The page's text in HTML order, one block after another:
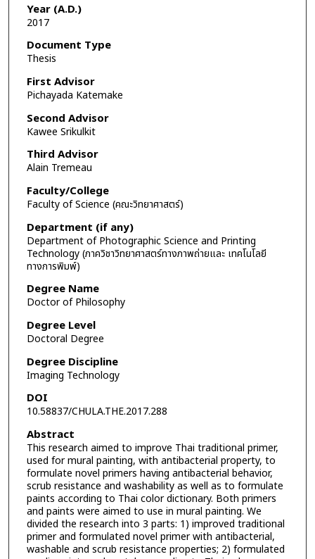
Year (A.D.)
2017
Document Type
Thesis
First Advisor
Pichayada Katemake
Second Advisor
Kawee Srikulkit
Third Advisor
Alain Tremeau
Faculty/College
Faculty of Science (คณะวิทยาศาสตร์)
Department (if any)
Department of Photographic Science and Printing
Technology (ภาควิชาวิทยาศาสตร์ทางภาพถ่ายและ เทคโนโลยี
ทางการพิมพ์)
Degree Name
Doctor of Philosophy
Degree Level
Doctoral Degree
Degree Discipline
Imaging Technology
DOI
10.58837/CHULA.THE.2017.288
Abstract
This research aimed to improve Thai traditional primer,
used for mural painting, with antibacterial property, to
formulate novel primers having antibacterial behavior,
scrub resistance and washability as well as to formulate
paints according to Thai color dictionary. Both primers
and paints were aimed to use in mural painting. We
divided the research into 3 parts: 1) improved traditional
primer and formulated novel primer with antibacterial,
washable and scrub resistance properties; 2) formulated